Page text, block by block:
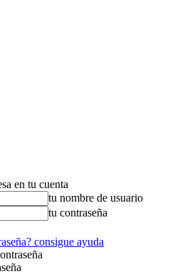
en tu cuenta
tu nombre de usuario
tu contraseña
consigue ayuda